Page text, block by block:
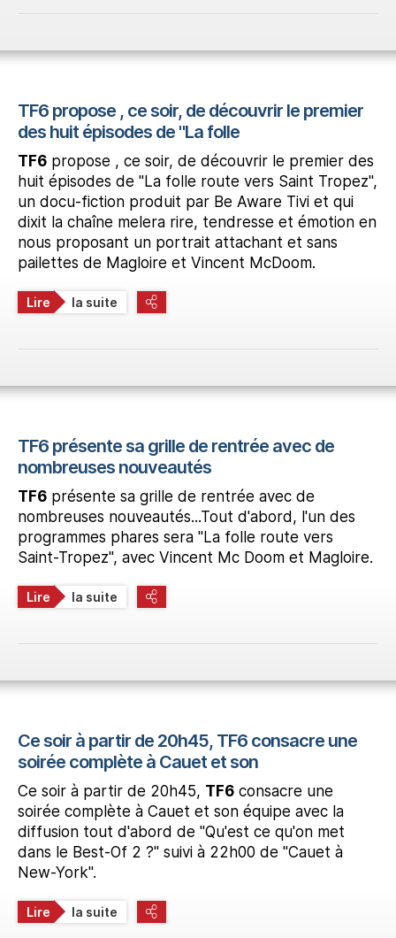
TF6 propose , ce soir, de découvrir le premier
des huit épisodes de "La folle
TF6 propose , ce soir, de découvrir le premier des
huit épisodes de "La folle route vers Saint Tropez",
un docu-fiction produit par Be Aware Tivi et qui
dixit la chaîne melera rire, tendresse et émotion en
nous proposant un portrait attachant et sans
pailettes de Magloire et Vincent McDoom.
Lire la suite
TF6 présente sa grille de rentrée avec de
nombreuses nouveautés
TF6 présente sa grille de rentrée avec de
nombreuses nouveautés...Tout d'abord, l'un des
programmes phares sera "La folle route vers
Saint-Tropez", avec Vincent Mc Doom et Magloire.
Lire la suite
Ce soir à partir de 20h45, TF6 consacre une
soirée complète à Cauet et son
Ce soir à partir de 20h45, TF6 consacre une
soirée complète à Cauet et son équipe avec la
diffusion tout d'abord de "Qu'est ce qu'on met
dans le Best-Of 2 ?" suivi à 22h00 de "Cauet à
New-York".
Lire la suite